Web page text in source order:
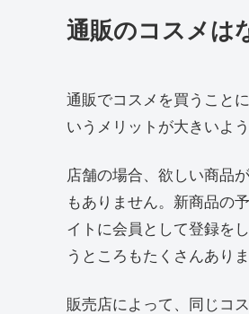
通販のコスメは
通販でコスメを買うこと
いうメリットが大きいよう
店舗の場合、欲しい商品
もありません。新商品の
イトに会員として登録を
うところもたくさんありま
販売店によって、同じコ